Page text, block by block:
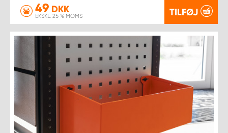
49 DKK
EKSKL. 25 % MOMS TILFØJ